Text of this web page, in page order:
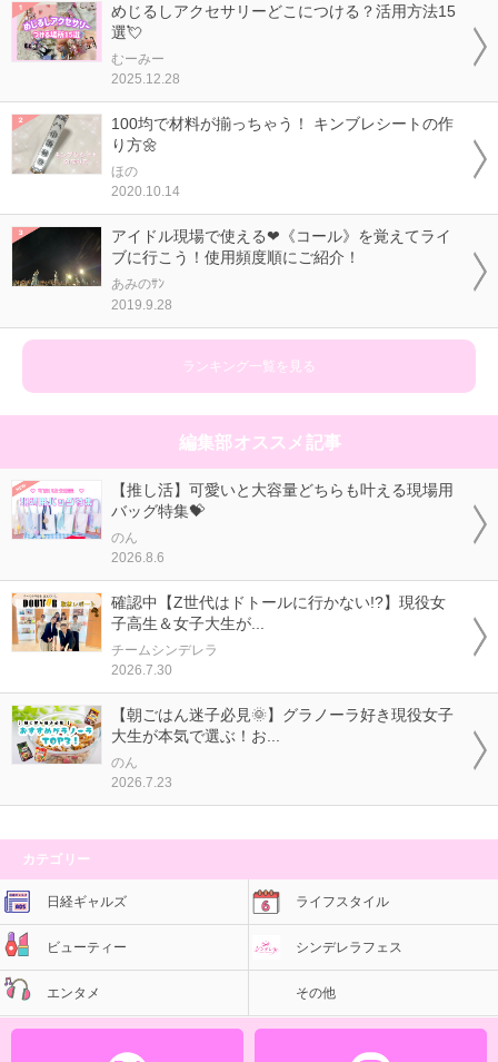
めじるしアクセサリーどこにつける？活用方法15
選💘
むーみー
2025.12.28
100均で材料が揃っちゃう！ キンブレシートの作
り方🌼
ほの
2020.10.14
アイドル現場で使える❤《コール》を覚えてライ
ブに行こう！使用頻度順にご紹介！
あみのｻﾝ
2019.9.28
ランキング一覧を見る
編集部オススメ記事
【推し活】可愛いと大容量どちらも叶える現場用
バッグ特集💝
のん
2026.8.6
確認中【Z世代はドトールに行かない!?】現役女
子高生＆女子大生が...
チームシンデレラ
2026.7.30
【朝ごはん迷子必見🌞】グラノーラ好き現役女子
大生が本気で選ぶ！お...
のん
2026.7.23
カテゴリー
日経ギャルズ ライフスタイル
ビューティー シンデレラフェス
エンタメ その他